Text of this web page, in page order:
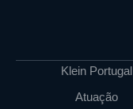
Klein Portugal
Atuação